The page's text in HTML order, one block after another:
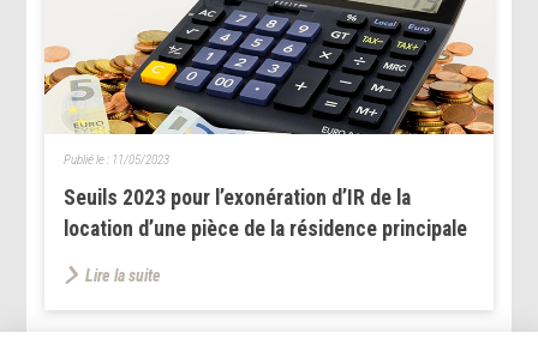
Seuils 2023 pour l’exonération d’IR de la
location d’une pièce de la résidence principale
Publié le : 11/05/2023
Lire la suite